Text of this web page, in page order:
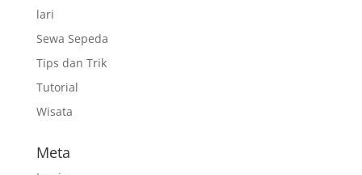
lari
Sewa Sepeda
Tips dan Trik
Tutorial
Wisata
Meta